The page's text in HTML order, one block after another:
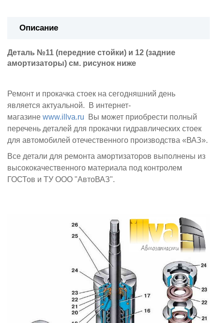
Описание
Деталь №11 (передние стойки) и 12 (задние
амортизаторы) см. рисунок ниже
Ремонт и прокачка стоек на сегодняшний день
является актуальной. В интернет-
магазине www.illva.ru Вы может приобрести полный
перечень деталей для прокачки гидравлических стоек
для автомобилей отечественного производства «ВАЗ».
Все детали для ремонта амортизаторов выполнены из
высококачественного материала под контролем
ГОСТов и ТУ ООО "АвтоВАЗ".